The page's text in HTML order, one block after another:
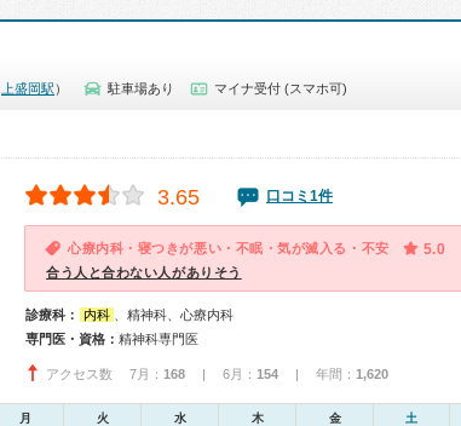
上盛岡駅 ） 駐車場あり マイナ受付 (スマホ可)
3.65 口コミ1件
心療内科・寝つきが悪い・不眠・気が滅入る・不安 5.0
合う人と合わない人がありそう
診療科： 内科
、精神科、心療内科
専門医・資格： 精神科専門医
アクセス数 7月： 168 | 6月： 154 | 年間： 1,620
月 火 水 木 金 土